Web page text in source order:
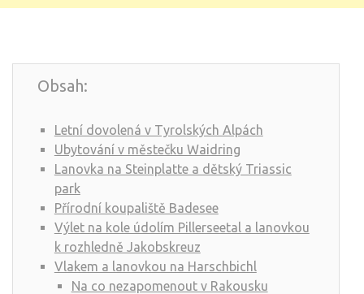
Obsah:
Letní dovolená v Tyrolských Alpách
Ubytování v městečku Waidring
Lanovka na Steinplatte a dětský Triassic
park
Přírodní koupaliště Badesee
Výlet na kole údolím Pillerseetal a lanovkou
k rozhledně Jakobskreuz
Vlakem a lanovkou na Harschbichl
Na co nezapomenout v Rakousku